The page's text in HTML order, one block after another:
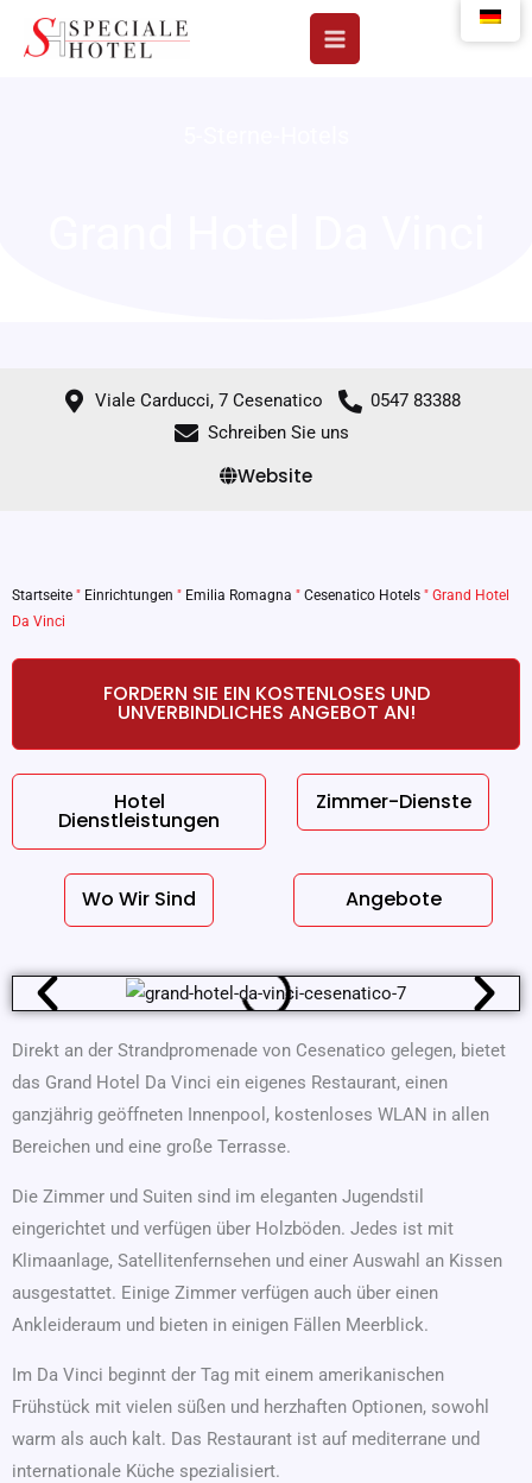
Inhalt
Viale Carducci, 7 Cesenatico
0547 83388
Schreiben Sie uns
Website
Startseite " Einrichtungen " Emilia Romagna " Cesenatico Hotels " Grand Hotel
Da Vinci
FORDERN SIE EIN KOSTENLOSES UND
UNVERBINDLICHES ANGEBOT AN!
Hotel
Dienstleistungen
Zimmer-Dienste
Wo Wir Sind Angebote
Direkt an der Strandpromenade von Cesenatico gelegen, bietet
das Grand Hotel Da Vinci ein eigenes Restaurant, einen
ganzjährig geöffneten Innenpool, kostenloses WLAN in allen
Bereichen und eine große Terrasse.
Die Zimmer und Suiten sind im eleganten Jugendstil
eingerichtet und verfügen über Holzböden. Jedes ist mit
Klimaanlage, Satellitenfernsehen und einer Auswahl an Kissen
ausgestattet. Einige Zimmer verfügen auch über einen
Ankleideraum und bieten in einigen Fällen Meerblick.
Im Da Vinci beginnt der Tag mit einem amerikanischen
Frühstück mit vielen süßen und herzhaften Optionen, sowohl
warm als auch kalt. Das Restaurant ist auf mediterrane und
internationale Küche spezialisiert.